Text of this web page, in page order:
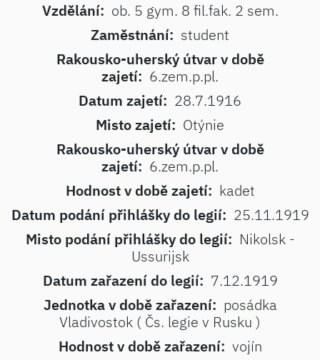
Vzdělání: ob. 5 gym. 8 fil.fak. 2 sem.
Zaměstnání: student
Rakousko-uherský útvar v době
zajetí: 6.zem.p.pl.
Datum zajetí: 28.7.1916
Misto zajetí: Otýnie
Rakousko-uherský útvar v době
zajetí: 6.zem.p.pl.
Hodnost v době zajetí: kadet
Datum podání přihlášky do legií: 25.11.1919
Misto podání přihlášky do legií: Nikolsk -
Ussurijsk
Datum zařazení do legií: 7.12.1919
Jednotka v době zařazení: posádka
Vladivostok ( Čs. legie v Rusku )
Hodnost v době zařazení: vojín